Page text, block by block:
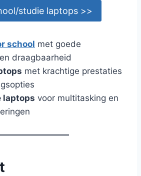
studie laptops >>
school met goede
draagbaarheid
met krachtige prestaties
laptops voor multitasking en